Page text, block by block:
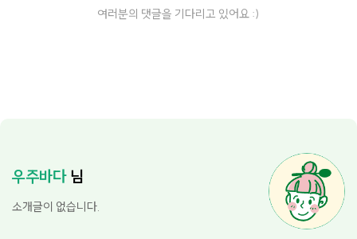
여러분의 댓글을 기다리고 있어요 :)
우주바다님
소개글이 없습니다.